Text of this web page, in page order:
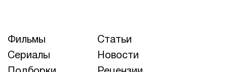
Фильмы
Статьи
Сериалы
Новости